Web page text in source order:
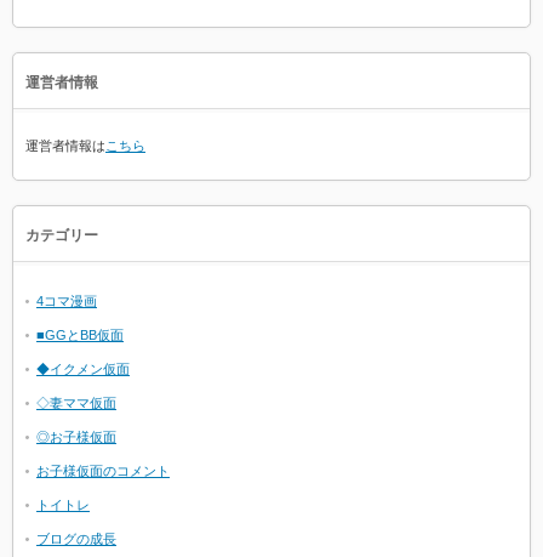
運営者情報
運営者情報は こちら
カテゴリー
4コマ漫画
■GGとBB仮面
◆イクメン仮面
◇妻ママ仮面
◎お子様仮面
お子様仮面のコメント
トイトレ
ブログの成長